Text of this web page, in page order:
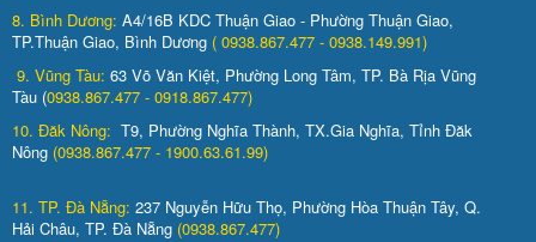
8. Bình Dương: A4/16B KDC Thuận Giao - Phường Thuận Giao,
TP.Thuận Giao, Bình Dương ( 0938.867.477 - 0938.149.991)
9. Vũng Tàu: 63 Võ Văn Kiệt, Phường Long Tâm, TP. Bà Rịa Vũng
Tàu (0938.867.477 - 0918.867.477)
10. Đăk Nông: T9, Phường Nghĩa Thành, TX.Gia Nghĩa, Tỉnh Đăk
Nông (0938.867.477 - 1900.63.61.99)
11. TP. Đà Nẵng: 237 Nguyễn Hữu Thọ, Phường Hòa Thuận Tây, Q.
Hải Châu, TP. Đà Nẵng (0938.867.477)